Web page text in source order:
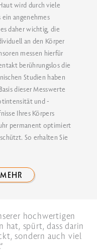
wird durch viele
angenehmes
daher wichtig, die
an den Körper
messen hierfür
berührungslos die
Studien haben
dieser Messwerte
und -
Ihres Körpers
permanent optimiert
So erhalten Sie
hochwertigen
spürt, dass darin
sondern auch viel